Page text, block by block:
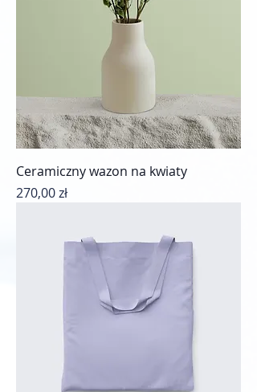
Ceramiczny wazon na kwiaty
Cena
270,00 zł